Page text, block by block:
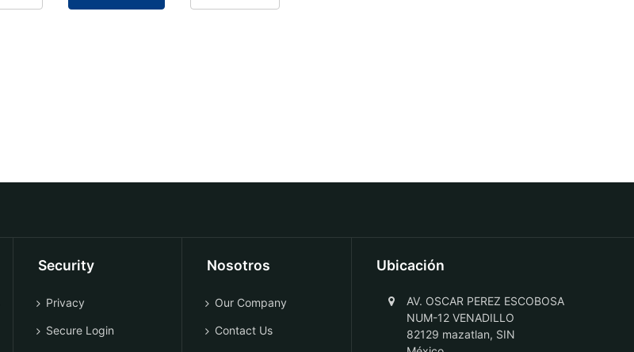
Security
Privacy
Secure Login
Nosotros
Our Company
Contact Us
Ubicación
AV. OSCAR PEREZ ESCOBOSA
NUM-12 VENADILLO
82129 mazatlan, SIN